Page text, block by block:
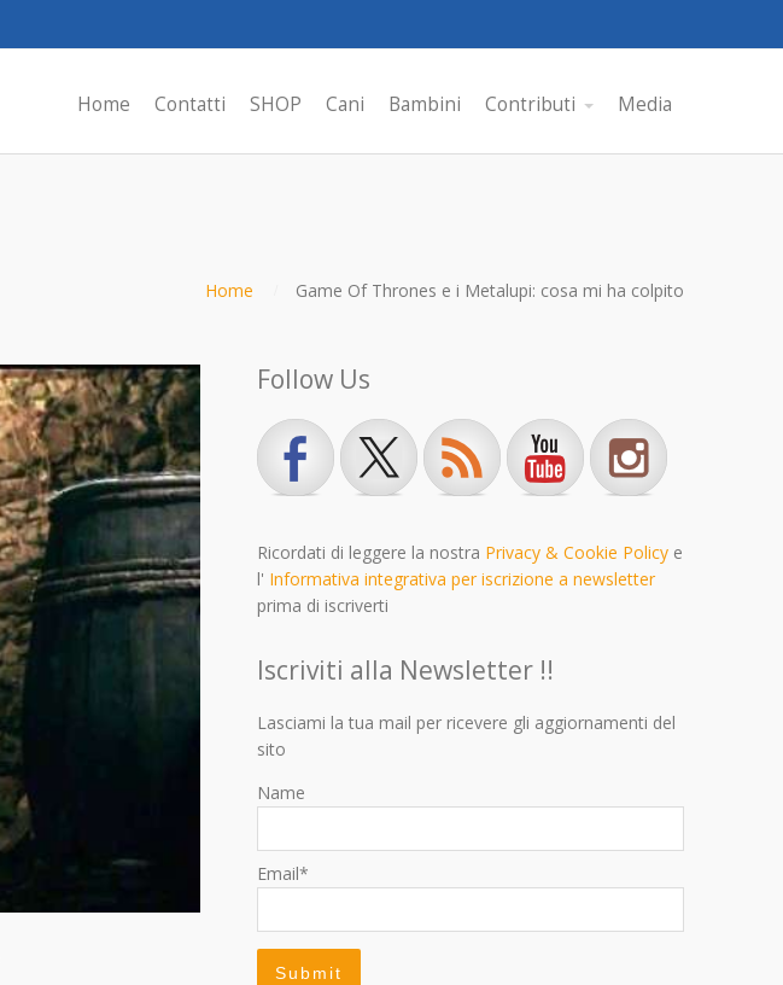
Home Contatti SHOP Cani Bambini Contributi Media
Home Game Of Thrones e i Metalupi: cosa mi ha colpito
Follow Us
Ricordati di leggere la nostra Privacy & Cookie Policye
l' Informativa integrativa per iscrizione a newsletter
prima di iscriverti
Iscriviti alla Newsletter !!
Lasciami la tua mail per ricevere gli aggiornamenti del
sito
Name
Email*